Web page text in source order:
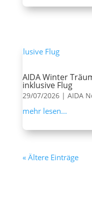
AIDA Winter
inklusive Flug
29/07/2026| AIDA
mehr lesen...
« Ältere Einträge